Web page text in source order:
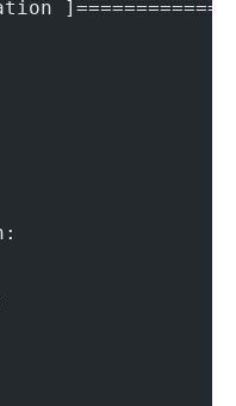
]============
Yes
Yes
Yes
Yes
Yes
US
US
Los